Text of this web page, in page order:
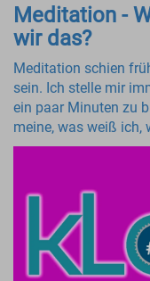
Meditation -
wir das?
Meditation schien
sein. Ich stelle mir
ein paar Minuten zu
meine, was weiß ich,